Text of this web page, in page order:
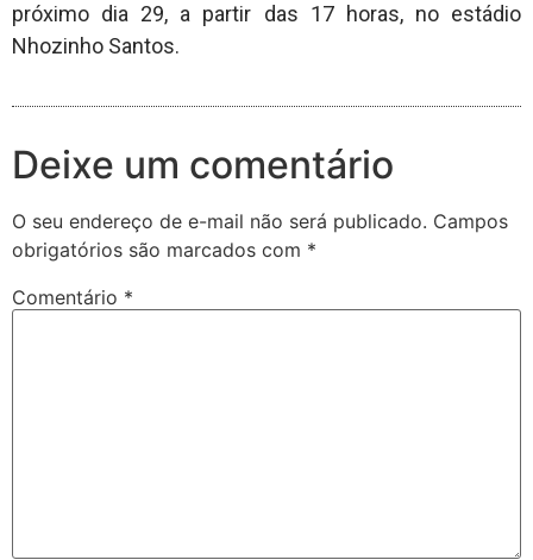
próximo dia 29, a partir das 17 horas, no estádio
Nhozinho Santos.
Deixe um comentário
O seu endereço de e-mail não será publicado. Campos
obrigatórios são marcados com *
Comentário *